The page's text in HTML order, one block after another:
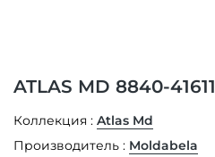
ATLAS MD 8840-41611
Коллекция : Atlas Md
Производитель : Moldabela